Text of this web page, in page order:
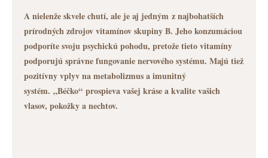
A nielenže skvele chutí, ale je aj jedným z najbohatších
prírodných zdrojov vitamínov skupiny B. Jeho konzumáciou
podporíte svoju psychickú pohodu, pretože tieto vitamíny
podporujú správne fungovanie nervového systému. Majú tiež
pozitívny vplyv na metabolizmus a imunitný
systém. „Béčko“ prospieva vašej kráse a kvalite vašich
vlasov, pokožky a nechtov.